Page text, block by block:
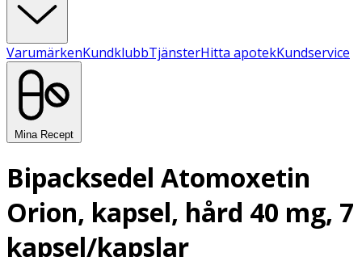
VarumärkenKundklubbTjänsterHitta apotekKundservice
Mina Recept
Bipacksedel Atomoxetin
Orion, kapsel, hård 40 mg, 7
kapsel/kapslar